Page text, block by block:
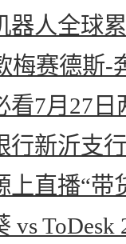
器人全球
梅赛德斯-
看7月27日
行新沂支
上直播“带
vs